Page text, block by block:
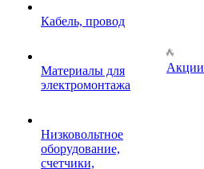
Кабель, провод
Материалы для
электромонтажа
Низковольтное
оборудование,
счетчики,
Акции